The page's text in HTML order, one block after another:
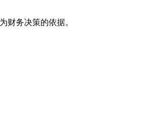
财务决策的依据。